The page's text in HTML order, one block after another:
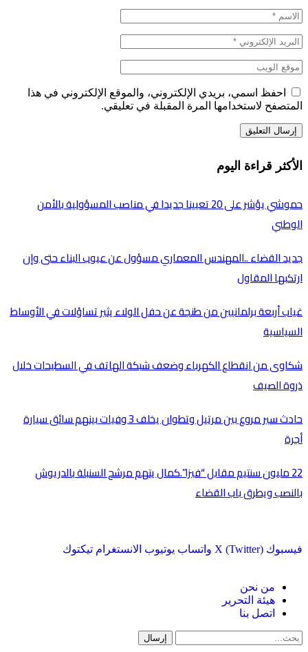
احفظ اسمي، بريدي الإلكتروني، والموقع الإلكتروني في هذا
المتصفح لاستخدامها المرة المقبلة في تعليقي.
الأكثر قراءة اليوم
حموشي يؤشر على 20 تعيينا جديدا في مناصب المسؤولية بالأمن
الوطني
جديد القضاء ..المهندس المعماري مسؤول عن عيوب البناء حتى وإن
ارتكبها المقاول
غياب أربعة برلمانيين من طنجة عن حفل الولاء يثير تساؤلات في الأوساط
السياسية
شكاوى من انقطاع الكهرباء وضعف شبكة الهاتف في السطيحات خلال
ذروة الصيف
حادث سير مروع بين مرتيل وتطوان يخلف 3 وفيات بينهم سائق سيارة
أجرة
22 مليون سنتيم مقابل “فيزا”.كمال يتهم مرشح السنبلة بالدريوش
بالنصب ويطرق باب القضاء
فيسبوك X (Twitter) واتساب يوتيوب الانستغرام تيكتوك
من نحن
هيئة التحرير
اتصل بنا
إرسال